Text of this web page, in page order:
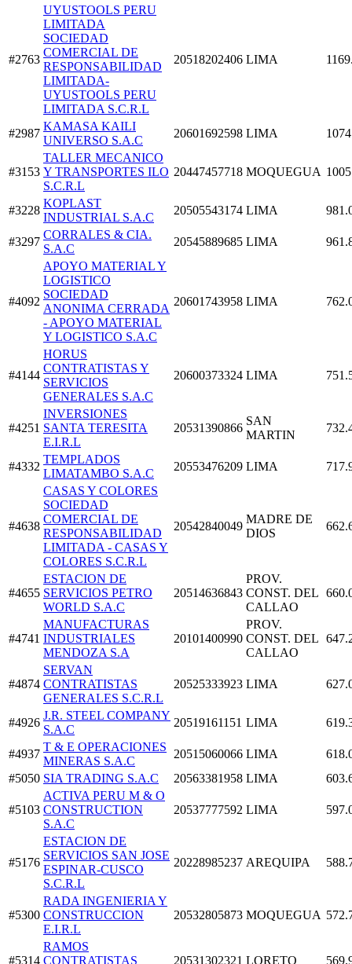
#2763
UYUSTOOLS PERU
LIMITADA
SOCIEDAD
COMERCIAL DE
RESPONSABILIDAD
LIMITADA-
UYUSTOOLS PERU
LIMITADA S.C.R.L
20518202406 LIMA
#2987
KAMASA KAILI
UNIVERSO S.A.C
20601692598 LIMA
#3153
TALLER MECANICO
Y TRANSPORTES ILO
S.C.R.L
20447457718 MOQUEGUA
#3228
KOPLAST
INDUSTRIAL S.A.C
20505543174 LIMA
#3297
CORRALES & CIA.
S.A.C
20545889685 LIMA
#4092
APOYO MATERIAL Y
LOGISTICO
SOCIEDAD
ANONIMA CERRADA
- APOYO MATERIAL
Y LOGISTICO S.A.C
20601743958 LIMA
#4144
HORUS
CONTRATISTAS Y
SERVICIOS
GENERALES S.A.C
20600373324 LIMA
#4251
INVERSIONES
SANTA TERESITA
E.I.R.L
20531390866
SAN
MARTIN
#4332
TEMPLADOS
LIMATAMBO S.A.C
20553476209 LIMA
#4638
CASAS Y COLORES
SOCIEDAD
COMERCIAL DE
RESPONSABILIDAD
LIMITADA - CASAS Y
COLORES S.C.R.L
20542840049
MADRE DE
DIOS
#4655
ESTACION DE
SERVICIOS PETRO
WORLD S.A.C
20514636843
PROV.
CONST. DEL
CALLAO
#4741
MANUFACTURAS
INDUSTRIALES
MENDOZA S.A
20101400990
PROV.
CONST. DEL
CALLAO
#4874
SERVAN
CONTRATISTAS
GENERALES S.C.R.L
20525333923 LIMA
#4926
J.R. STEEL COMPANY
S.A.C
20519161151 LIMA
#4937
T & E OPERACIONES
MINERAS S.A.C
20515060066 LIMA
#5050 SIA TRADING S.A.C 20563381958 LIMA
#5103
ACTIVA PERU M & O
CONSTRUCTION
S.A.C
20537777592 LIMA
#5176
ESTACION DE
SERVICIOS SAN JOSE
ESPINAR-CUSCO
S.C.R.L
20228985237 AREQUIPA
#5300
RADA INGENIERIA Y
CONSTRUCCION
E.I.R.L
20532805873 MOQUEGUA
#5314
RAMOS
CONTRATISTAS
20531302321 LORETO